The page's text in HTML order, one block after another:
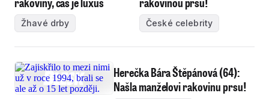
Žhavé drby České celebrity
Herečka Bára Štěpánová (64):
Našla manželovi rakovinu prsu!